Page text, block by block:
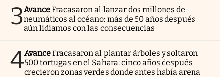
3AvanceFracasaron al lanzar dos millones de
neumáticos al océano: más de 50 años después
aún lidiamos con las consecuencias
4AvanceFracasaron al plantar árboles y soltaron
500 tortugas en el Sahara: cinco años después
crecieron zonas verdes donde antes había arena